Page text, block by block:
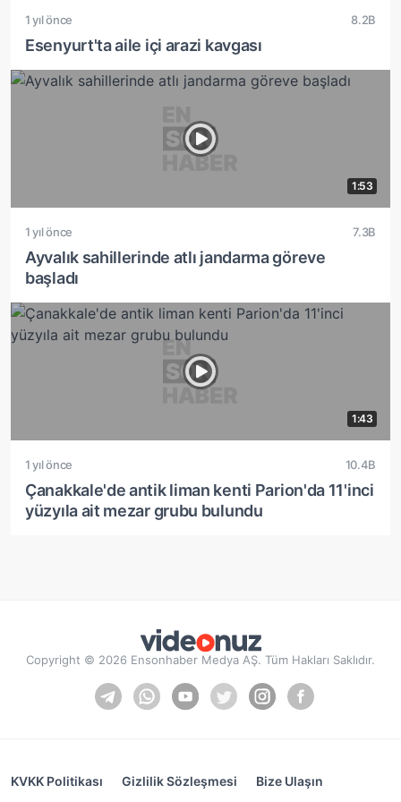
1 yıl önce 8.2B
Esenyurt'ta aile içi arazi kavgası
1:53
1 yıl önce 7.3B
Ayvalık sahillerinde atlı jandarma göreve
başladı
1:43
1 yıl önce 10.4B
Çanakkale'de antik liman kenti Parion'da 11'inci
yüzyıla ait mezar grubu bulundu
Copyright © 2026 Ensonhaber Medya AŞ. Tüm Hakları Saklıdır.
KVKK Politikası Gizlilik Sözleşmesi Bize Ulaşın